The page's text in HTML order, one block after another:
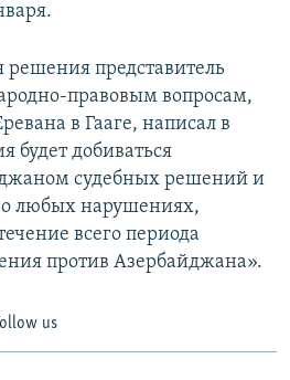
решения представитель
правовым вопросам,
в Гааге, написал в
будет добиваться
судебных решений и
о любых нарушениях,
всего периода
против Азербайджана».
us